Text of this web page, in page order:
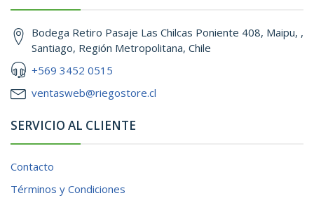
Bodega Retiro Pasaje Las Chilcas Poniente 408, Maipu, ,
Santiago, Región Metropolitana, Chile
+569 3452 0515
ventasweb@riegostore.cl
SERVICIO AL CLIENTE
Contacto
Términos y Condiciones